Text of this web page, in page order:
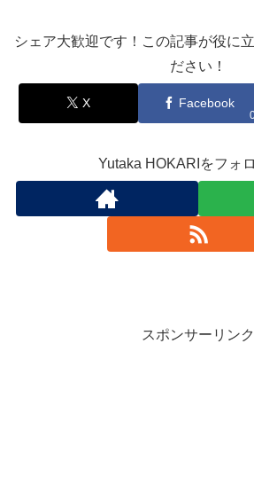
シェア大歓迎です！この記事が役に
ださい！
X Facebook
Yutaka HOKARIをフォ
スポンサーリンク